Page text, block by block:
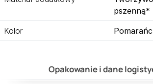
pszenną*
Kolor
Opakowanie i dane